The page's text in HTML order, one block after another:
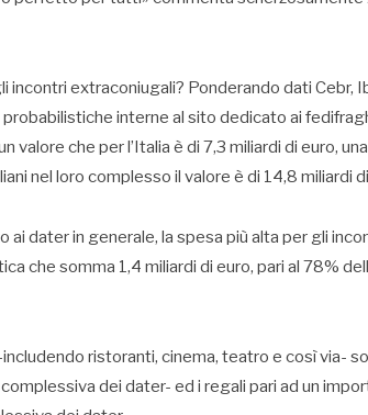
incontri extraconiugali? Ponderando dati Cebr,
interne al sito dedicato ai
valore che per l’Italia è di 7,3 miliardi di euro,
nel loro complesso il valore è di 14,8 miliardi
dater in generale, la spesa più alta per gli
che somma 1,4 miliardi di euro, pari al 78%
ristoranti, cinema, teatro e così via-
dei dater- ed i regali pari ad un